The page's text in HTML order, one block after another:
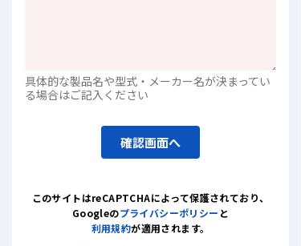
具体的な製品名や型式・メーカー名が決まってい
る場合はご記入ください
確認画面へ
このサイトはreCAPTCHAによって保護されており、
Googleのプライバシーポリシー と
利用規約が適用されます。